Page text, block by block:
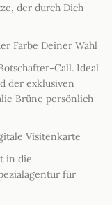
der durch Dich
Farbe Deiner Wahl
Call. Ideal
der exklusiven
Brüne persönlich
Visitenkarte
in die
für